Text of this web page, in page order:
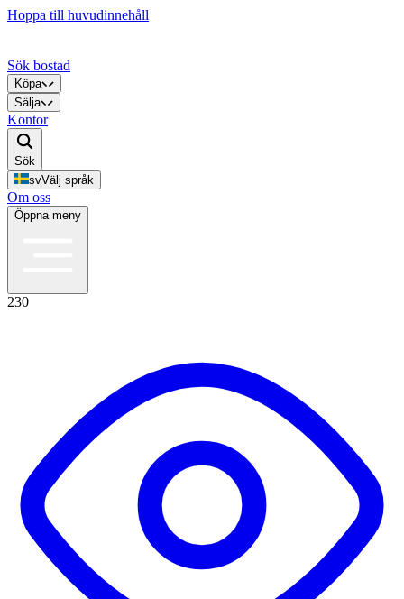
Hoppa till huvudinnehåll
Sök bostad
Köpa
Sälja
Kontor
Sök
svVälj språk
Om oss
Öppna meny
230